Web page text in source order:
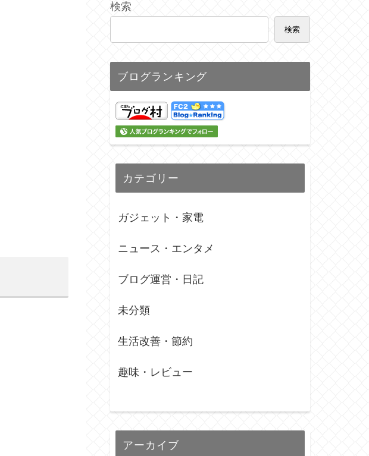
検索
検索
ブログランキング
カテゴリー
ガジェット・家電
ニュース・エンタメ
ブログ運営・日記
未分類
生活改善・節約
趣味・レビュー
アーカイブ